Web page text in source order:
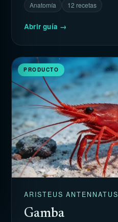
Anatomía 12 recetas
Abrir guía →
PRODUCTO
ARISTEUS ANTENNATUS
Gamba